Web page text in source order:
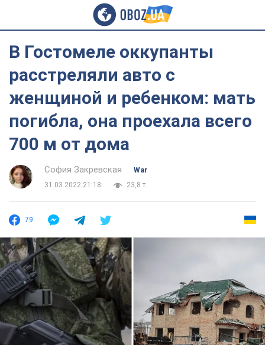
В Гостомеле оккупанты
расстреляли авто с
женщиной и ребенком: мать
погибла, она проехала всего
700 м от дома
София Закревская
War
31.03.2022 21:18
23,8 т.
79